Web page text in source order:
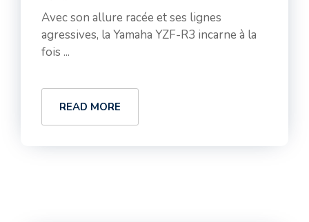
Avec son allure racée et ses lignes
agressives, la Yamaha YZF-R3 incarne à la
fois ...
READ MORE